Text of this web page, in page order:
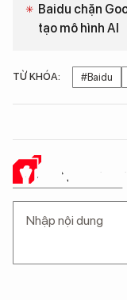
Baidu chặn
tạo mô hình AI
TỪ KHÓA: #Baidu
Ý KIẾN CỦA